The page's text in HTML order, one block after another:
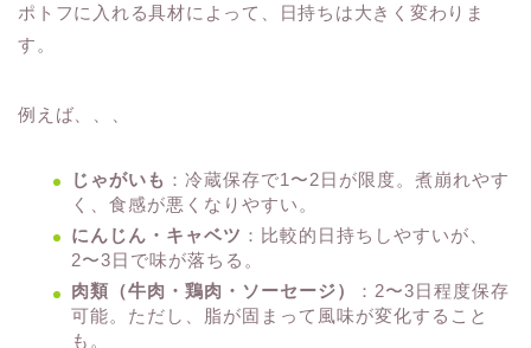
ポトフに入れる具材によって、日持ちは大きく変わりま
す。
例えば、、、
じゃがいも ：冷蔵保存で1〜2日が限度。煮崩れやす
く、食感が悪くなりやすい。
にんじん・キャベツ ：比較的日持ちしやすいが、
2〜3日で味が落ちる。
肉類（牛肉・鶏肉・ソーセージ）
：2〜3日程度保存
可能。ただし、脂が固まって風味が変化すること
も。